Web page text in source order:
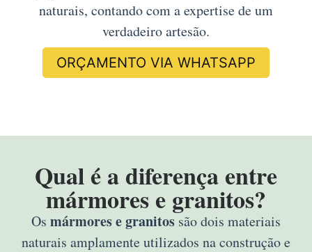
naturais, contando com a expertise de um
verdadeiro artesão.
ORÇAMENTO VIA WHATSAPP
Qual é a diferença entre
mármores e granitos?
Os mármores e granitos são dois materiais
naturais amplamente utilizados na construção e